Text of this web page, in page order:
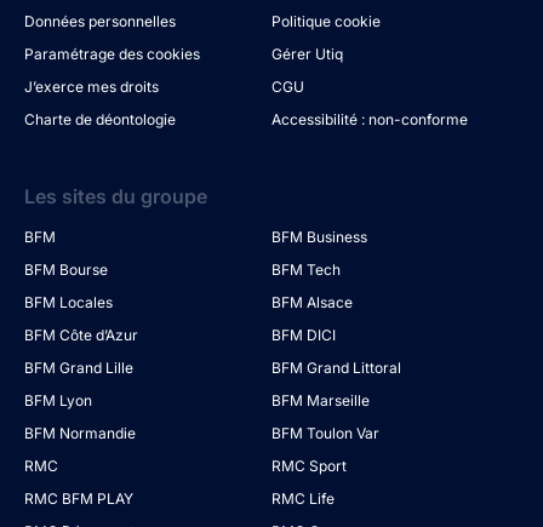
Données personnelles
Politique cookie
Paramétrage des cookies
Gérer Utiq
J’exerce mes droits
CGU
Charte de déontologie
Accessibilité : non-conforme
Les sites du groupe
BFM
BFM Business
BFM Bourse
BFM Tech
BFM Locales
BFM Alsace
BFM Côte d’Azur
BFM DICI
BFM Grand Lille
BFM Grand Littoral
BFM Lyon
BFM Marseille
BFM Normandie
BFM Toulon Var
RMC
RMC Sport
RMC BFM PLAY
RMC Life